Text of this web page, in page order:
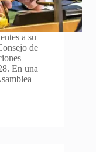
a su
de
En una